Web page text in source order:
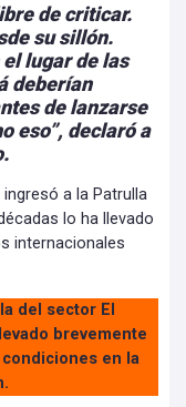
de criticar.
su sillón.
el lugar de las
deberían
de lanzarse
eso”, declaró a
a la Patrulla
lo ha llevado
internacionales
del sector El
brevemente
en la